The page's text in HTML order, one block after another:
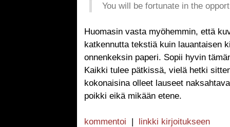
You will be fortunate in the
Huomasin vasta myöhemmin, että
katkennutta tekstiä kuin lauantaisen
onnenkeksin paperi. Sopii hyvin
Kaikki tulee pätkissä, vielä hetki
kokonaisina olleet lauseet
poikki eikä mikään etene.
kommentoi | linkki kirjoitukseen